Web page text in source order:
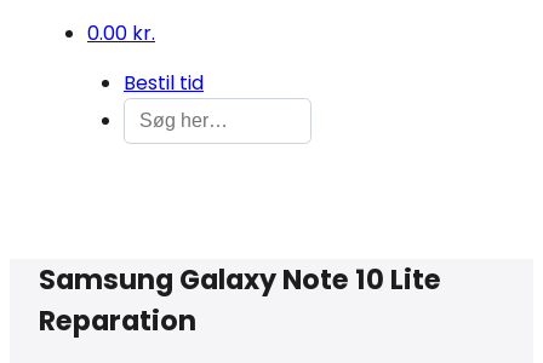
0.00 kr.
Bestil tid
Samsung Galaxy Note 10 Lite
Reparation